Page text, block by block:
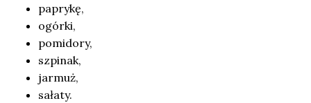
paprykę,
ogórki,
pomidory,
szpinak,
jarmuż,
sałaty.